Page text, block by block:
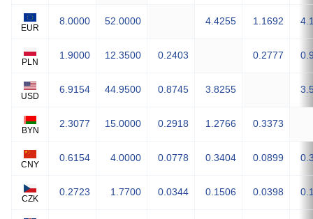
EUR
8.0000 52.0000 4.4255 1.1692
PLN
1.9000 12.3500 0.2403 0.2777
USD
6.9154 44.9500 0.8745 3.8255
BYN
2.3077 15.0000 0.2918 1.2766 0.3373
CNY
0.6154 4.0000 0.0778 0.3404 0.0899
CZK
0.2723 1.7700 0.0344 0.1506 0.0398